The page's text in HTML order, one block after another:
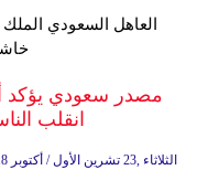
العاهل السعودي
مصدر سعودي يؤكد
انقلب
08:38 2018 الثلاثاء ,23 تشرين الأول / أكتوبر